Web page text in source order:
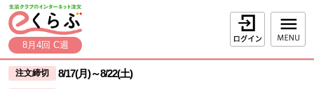
ページの先頭です。
本文へジャンプする。
8月4回 C週
ログイン
ここからサイト内共通メニューです。
サイト内共通メニューをスキップする
注文締切 8/17(月)～8/22(土)